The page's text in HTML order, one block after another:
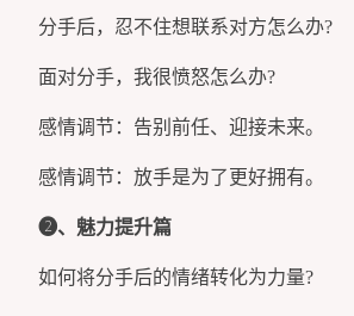
分手后，忍不住想联系对方怎么办?
面对分手，我很愤怒怎么办?
感情调节：告别前任、迎接未来。
感情调节：放手是为了更好拥有。
➋、魅力提升篇
如何将分手后的情绪转化为力量?